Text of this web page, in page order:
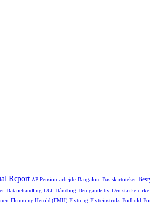
Report AP Pension arbejde Bangalore Basiskartoteker
Databehandling DCF Håndbog Den gamle by Den stærke cirkel
Flemming Herold (FMH) Flytning Flytteinstruks Fodbold